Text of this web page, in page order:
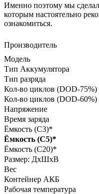
Именно поэтому мы
которым настоятельно
ознакомиться.
Производитель
Модель
Тип Аккумулятора
Тип разряда
Кол-во циклов (DOD-75%)
Кол-во циклов (DOD-60%)
Напряжение
Время заряда
Ёмкость (С3)*
Ёмкость (С5)*
Ёмкость (С20)*
Размер: ДхШхВ
Вес
Контейнер АКБ
Рабочая температура